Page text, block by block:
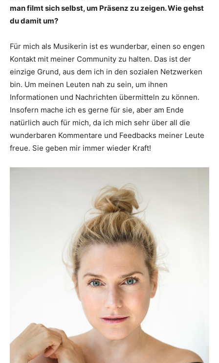
man filmt sich selbst, um Präsenz zu zeigen. Wie gehst
du damit um?
Für mich als Musikerin ist es wunderbar, einen so engen
Kontakt mit meiner Community zu halten. Das ist der
einzige Grund, aus dem ich in den sozialen Netzwerken
bin. Um meinen Leuten nah zu sein, um ihnen
Informationen und Nachrichten übermitteln zu können.
Insofern mache ich es gerne für sie, aber am Ende
natürlich auch für mich, da ich mich sehr über all die
wunderbaren Kommentare und Feedbacks meiner Leute
freue. Sie geben mir immer wieder Kraft!